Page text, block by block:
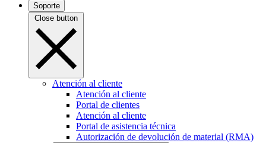
Soporte
Close button
Atención al cliente
Atención al cliente
Portal de clientes
Atención al cliente
Portal de asistencia técnica
Autorización de devolución de material (RMA)